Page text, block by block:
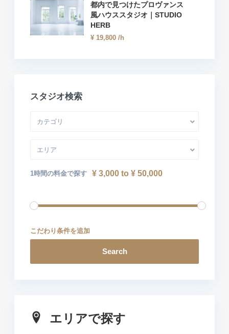
都内で見つけたプロヴァンス
風ハウススタジオ｜STUDIO
HERB
¥ 19,800 /h
スタジオ検索
カテゴリ
エリア
1時間の料金で探す ¥ 3,000 to ¥ 50,000
こだわり条件を追加
Search
エリアで探す